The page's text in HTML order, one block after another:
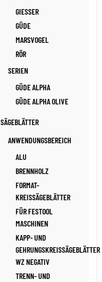
GIESSER
GÜDE
MARSVOGEL
RÖR
SERIEN
GÜDE ALPHA
GÜDE ALPHA OLIVE
SÄGEBLÄTTER
ANWENDUNGSBEREICH
ALU
BRENNHOLZ
FORMAT-
KREISSÄGEBLÄTTER
FÜR FESTOOL
MASCHINEN
KAPP- UND
GEHRUNGSKREISSÄGEBLÄTTER
WZ NEGATIV
TRENN- UND